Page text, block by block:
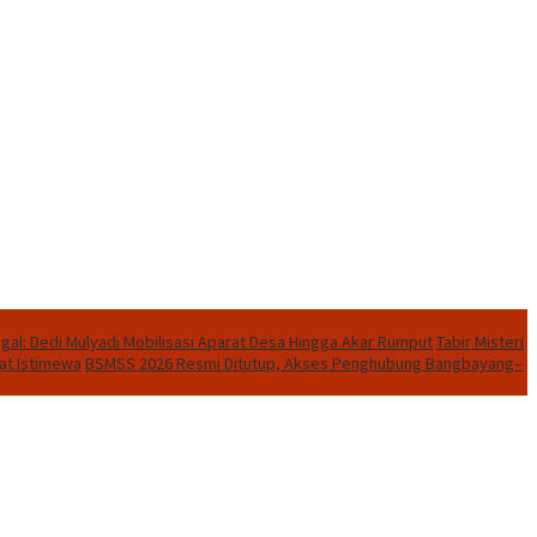
Dedi Mulyadi Mobilisasi Aparat Desa Hingga Akar RumputTabir Misteri
Istimewa BSMSS 2026 Resmi Ditutup, Akses Penghubung Bangbayang–